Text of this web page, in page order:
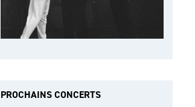
PROCHAINS CONCERTS